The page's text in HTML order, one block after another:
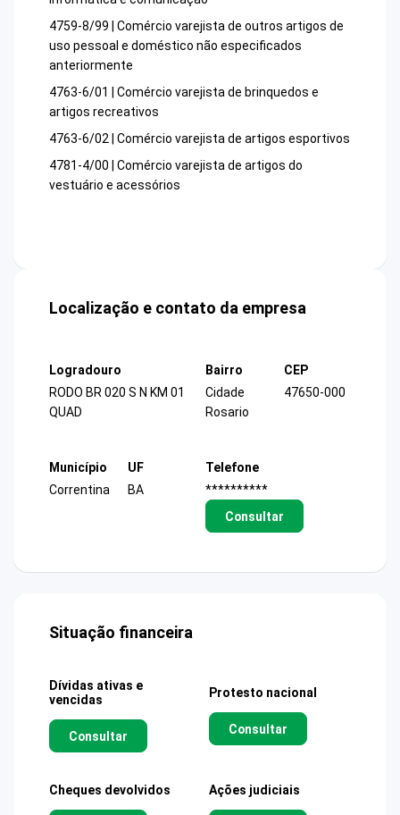
4759-8/99 | Comércio varejista de outros artigos de
uso pessoal e doméstico não especificados
anteriormente
4763-6/01 | Comércio varejista de brinquedos e
artigos recreativos
4763-6/02 | Comércio varejista de artigos esportivos
4781-4/00 | Comércio varejista de artigos do
vestuário e acessórios
Localização e contato da empresa
Logradouro
RODO BR 020 S N KM 01
QUAD
Bairro
Cidade
Rosario
CEP
47650-000
Município
Correntina
UF
BA
Telefone
**********
Consultar
Situação financeira
Dívidas ativas e
vencidas
Consultar
Protesto nacional
Consultar
Cheques devolvidos Ações judiciais